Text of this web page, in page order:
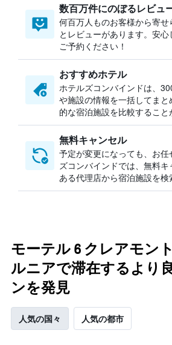
数百万件にのぼるレビュ
何百万人ものお客様から寄
とレビューがあります。安
ご予約ください！
おすすめホテル
ホテルズコンバインドは、
や施設の情報を一括してま
的な宿泊施設を比較すること
無料キャンセル
予定が変更になっても、お
ズコンバインドでは、無料
ある代理店から宿泊施設を
モーテル 6 クレアモン
ルニアで滞在するより
ンを発見
人気の国々 人気の都市